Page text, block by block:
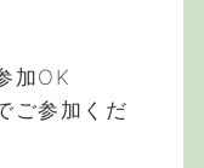
加OK
ご参加くだ